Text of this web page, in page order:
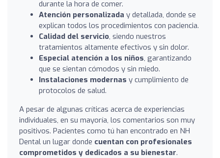
durante la hora de comer.
Atención personalizada y detallada, donde se
explican todos los procedimientos con paciencia.
Calidad del servicio, siendo nuestros
tratamientos altamente efectivos y sin dolor.
Especial atención a los niños, garantizando
que se sientan cómodos y sin miedo.
Instalaciones modernas y cumplimiento de
protocolos de salud.
A pesar de algunas críticas acerca de experiencias
individuales, en su mayoría, los comentarios son muy
positivos. Pacientes como tú han encontrado en NH
Dental un lugar donde cuentan con profesionales
comprometidos y dedicados a su bienestar.